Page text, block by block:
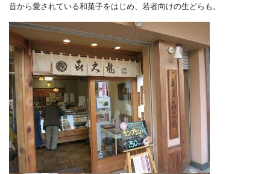
昔から愛されている和菓子をはじめ、若者向けの生どらも。